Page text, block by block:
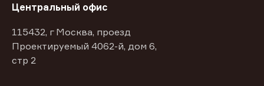
Центральный офис
115432, г Москва, проезд
Проектируемый 4062-й, дом 6,
стр 2